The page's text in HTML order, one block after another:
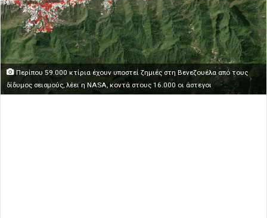
Περίπου 59.000 κτίρια έχουν υποστεί ζημιές στη Βενεζουέλα από τους
δίδυμος σεισμούς, λέει η NASA, κοντά στους 16.000 οι άστεγοι